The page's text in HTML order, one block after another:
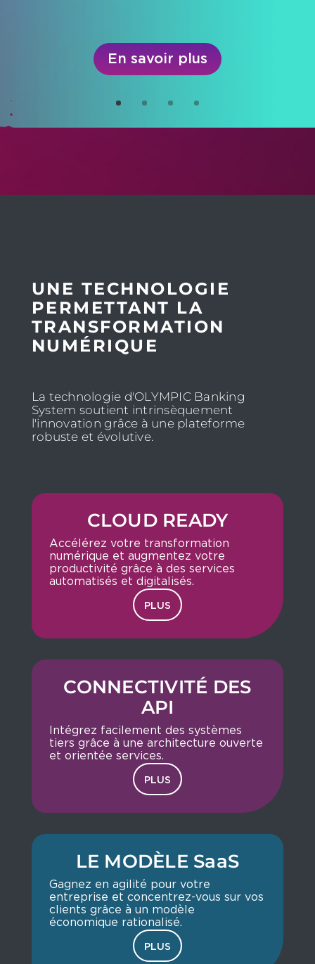
En savoir plus
UNE TECHNOLOGIE
PERMETTANT LA
TRANSFORMATION
NUMÉRIQUE
La technologie d'OLYMPIC Banking
System soutient intrinsèquement
l'innovation grâce à une plateforme
robuste et évolutive.
CLOUD READY
Accélérez votre transformation
numérique et augmentez votre
productivité grâce à des services
automatisés et digitalisés.
PLUS
CONNECTIVITÉ DES
API
Intégrez facilement des systèmes
tiers grâce à une architecture ouverte
et orientée services.
PLUS
LE MODÈLE SaaS
Gagnez en agilité pour votre
entreprise et concentrez-vous sur vos
clients grâce à un modèle
économique rationalisé.
PLUS